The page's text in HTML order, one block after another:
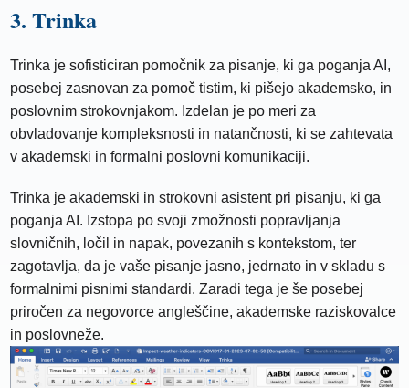
3. Trinka
Trinka je sofisticiran pomočnik za pisanje, ki ga poganja AI,
posebej zasnovan za pomoč tistim, ki pišejo akademsko, in
poslovnim strokovnjakom. Izdelan je po meri za
obvladovanje kompleksnosti in natančnosti, ki se zahtevata
v akademski in formalni poslovni komunikaciji.
Trinka je akademski in strokovni asistent pri pisanju, ki ga
poganja AI. Izstopa po svoji zmožnosti popravljanja
slovničnih, ločil in napak, povezanih s kontekstom, ter
zagotavlja, da je vaše pisanje jasno, jedrnato in v skladu s
formalnimi pisnimi standardi. Zaradi tega je še posebej
priročen za negovorce angleščine, akademske raziskovalce
in poslovneže.